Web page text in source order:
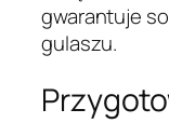
gwarantuje
gulaszu.